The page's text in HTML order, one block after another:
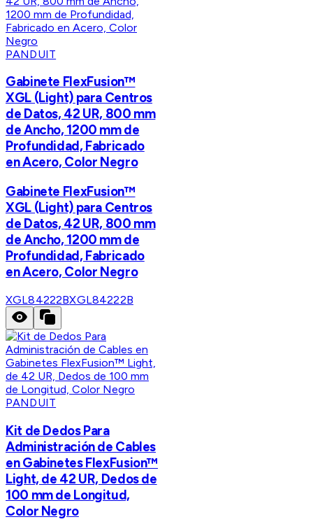
PANDUIT
Gabinete FlexFusion™
XGL (Light) para Centros
de Datos, 42 UR, 800 mm
de Ancho, 1200 mm de
Profundidad, Fabricado
en Acero, Color Negro
Gabinete FlexFusion™
XGL (Light) para Centros
de Datos, 42 UR, 800 mm
de Ancho, 1200 mm de
Profundidad, Fabricado
en Acero, Color Negro
XGL84222BXGL84222B
PANDUIT
Kit de Dedos Para
Administración de Cables
en Gabinetes FlexFusion™
Light, de 42 UR, Dedos de
100 mm de Longitud,
Color Negro